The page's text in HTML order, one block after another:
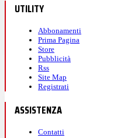
UTILITY
Abbonamenti
Prima Pagina
Store
Pubblicità
Rss
Site Map
Registrati
ASSISTENZA
Contatti